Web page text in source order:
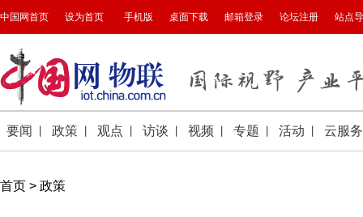
首页 > 政策